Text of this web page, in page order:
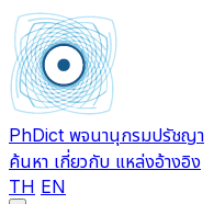
PhDict พจนานุกรมปรัชญา
ค้นหา เกี่ยวกับ แหล่งอ้างอิง
TH EN